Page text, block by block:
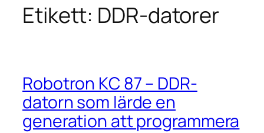
Etikett: DDR-datorer
Robotron KC 87 – DDR-
datorn som lärde en
generation att programmera